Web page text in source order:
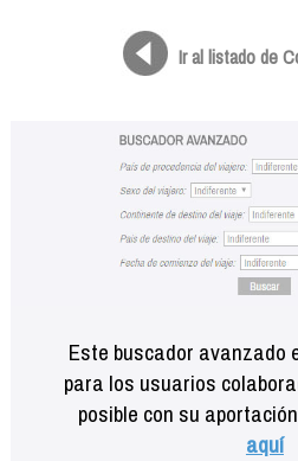
Ir al listado de
Este buscador avanzado
para los usuarios
posible con su
aquí